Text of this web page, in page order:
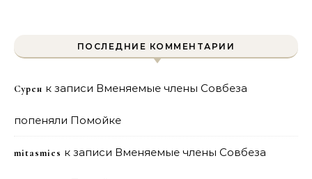
ПОСЛЕДНИЕ КОММЕНТАРИИ
Сурен к записи Вменяемые члены Совбеза
попеняли Помойке
mitasmies к записи Вменяемые члены Совбеза